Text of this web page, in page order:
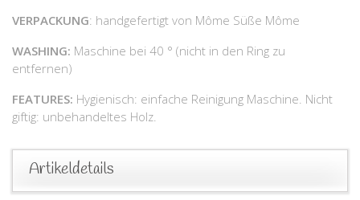
VERPACKUNG: handgefertigt von Môme Süße Môme
WASHING: Maschine bei 40 ° (nicht in den Ring zu
entfernen)
FEATURES: Hygienisch: einfache Reinigung Maschine. Nicht
giftig: unbehandeltes Holz.
Artikeldetails